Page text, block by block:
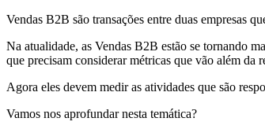
Vendas B2B são transações entre duas empresas
Na atualidade, as Vendas B2B estão se tornando
que precisam considerar métricas que vão além da
Agora eles devem medir as atividades que são
Vamos nos aprofundar nesta temática?